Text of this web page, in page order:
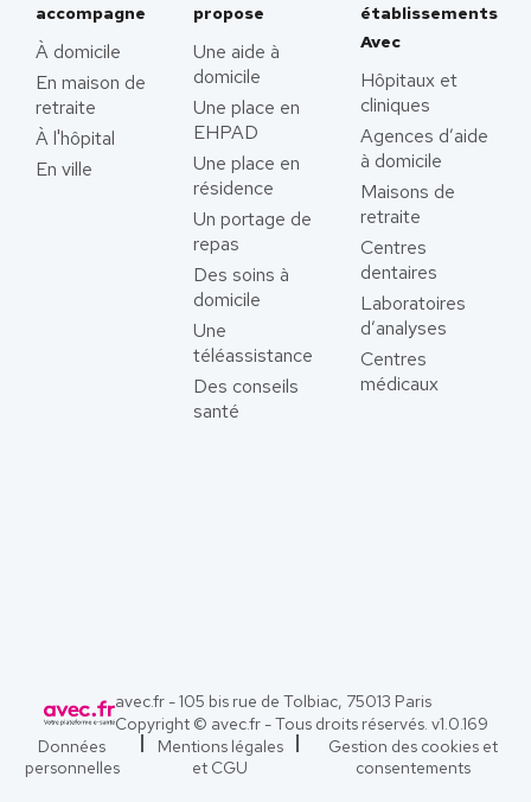
accompagne
À domicile
En maison de
retraite
À l'hôpital
En ville
propose
Une aide à
domicile
Une place en
EHPAD
Une place en
résidence
Un portage de
repas
Des soins à
domicile
Une
téléassistance
Des conseils
santé
établissements
Avec
Hôpitaux et
cliniques
Agences d’aide
à domicile
Maisons de
retraite
Centres
dentaires
Laboratoires
d’analyses
Centres
médicaux
avec.fr - 105 bis rue de Tolbiac, 75013 Paris
Copyright © avec.fr - Tous droits réservés. v1.0.169
Données
personnelles
Mentions légales
et CGU
Gestion des cookies et
consentements